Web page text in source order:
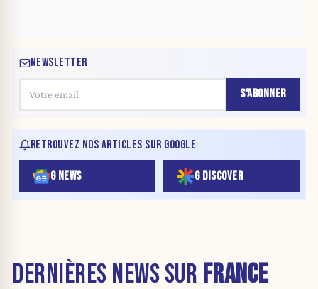
NEWSLETTER
S'ABONNER
RETROUVEZ NOS ARTICLES SUR GOOGLE
G NEWS G DISCOVER
DERNIÈRES NEWS SUR FRANCE